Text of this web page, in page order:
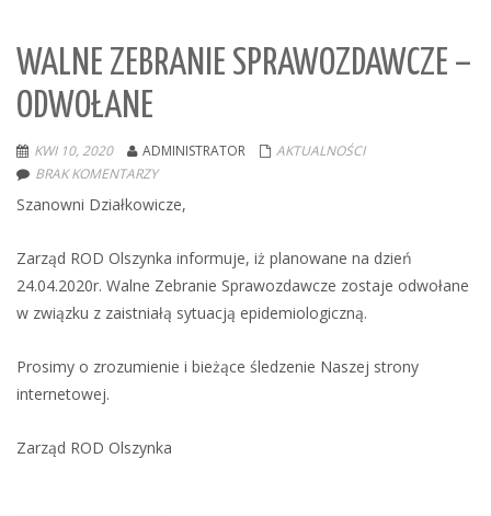
WALNE ZEBRANIE SPRAWOZDAWCZE –
ODWOŁANE
KWI 10, 2020 ADMINISTRATOR
AKTUALNOŚCI
BRAK KOMENTARZY
Szanowni Działkowicze,
Zarząd ROD Olszynka informuje, iż planowane na dzień
24.04.2020r. Walne Zebranie Sprawozdawcze zostaje odwołane
w związku z zaistniałą sytuacją epidemiologiczną.
Prosimy o zrozumienie i bieżące śledzenie Naszej strony
internetowej.
Zarząd ROD Olszynka